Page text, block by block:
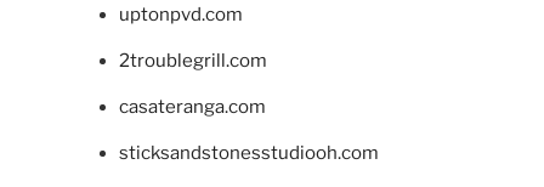
uptonpvd.com
2troublegrill.com
casateranga.com
sticksandstonesstudiooh.com